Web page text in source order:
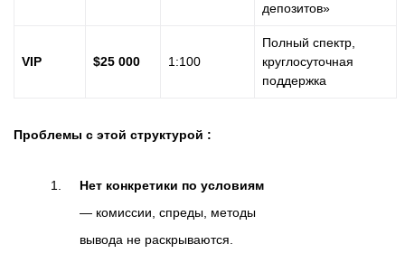
депозитов»
VIP $25 000 1:100
Полный спектр,
круглосуточная
поддержка
Проблемы с этой структурой :
Нет конкретики по условиям
— комиссии, спреды, методы
вывода не раскрываются.